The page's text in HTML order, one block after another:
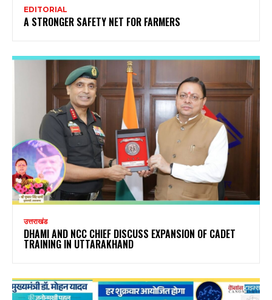
EDITORIAL
A STRONGER SAFETY NET FOR FARMERS
उत्तराखंड
DHAMI AND NCC CHIEF DISCUSS EXPANSION OF CADET
TRAINING IN UTTARAKHAND